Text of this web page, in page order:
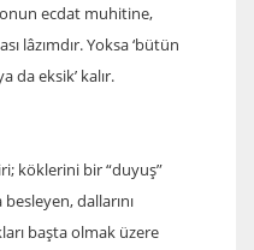
ecdat muhitine,
lâzımdır. Yoksa ‘bütün
da eksik’ kalır.
köklerini bir “duyuş”
dallarını
başta olmak üzere